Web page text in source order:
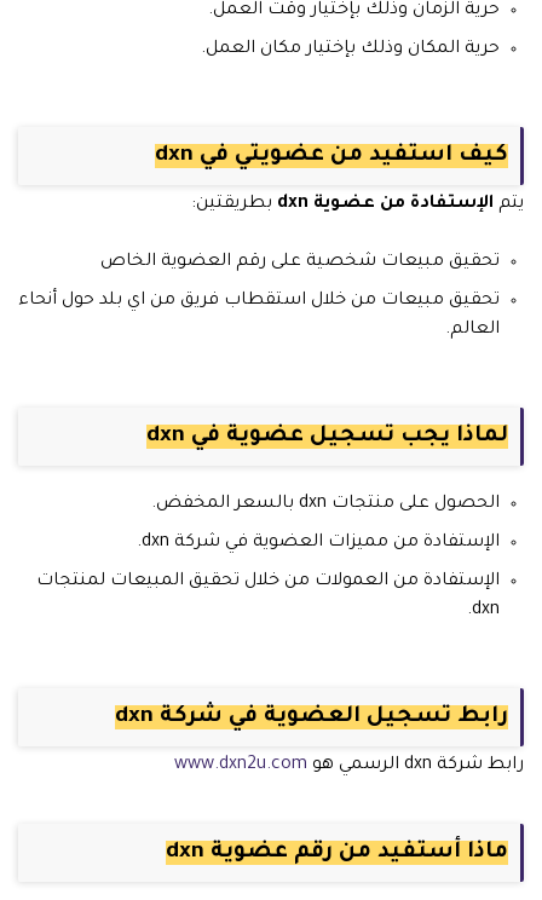
حرية الزمان وذلك بإختيار وقت العمل.
حرية المكان وذلك بإختيار مكان العمل.
كيف استفيد من عضويتي في dxn
يتم الإستفادة من عضوية dxn بطريقتين:
تحقيق مبيعات شخصية على رقم العضوية الخاص
تحقيق مبيعات من خلال استقطاب فريق من اي بلد حول أنحاء
العالم.
لماذا يجب تسجيل عضوية في dxn
الحصول على منتجات dxn بالسعر المخفض.
الإستفادة من مميزات العضوية في شركة dxn.
الإستفادة من العمولات من خلال تحقيق المبيعات لمنتجات
dxn.
رابط تسجيل العضوية في شركة dxn
رابط شركة dxn الرسمي هو www.dxn2u.com
ماذا أستفيد من رقم عضوية dxn